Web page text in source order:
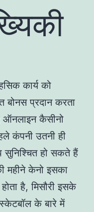
कार्य को
बोनस प्रदान करता
कैसीनो
कंपनी उतनी ही
सुनिश्चित हो सकते हैं
महीने केनो इसका
है, मिसौरी इसके
के बारे में